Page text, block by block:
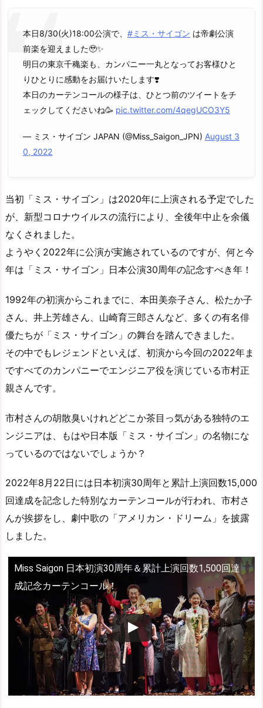
本日8/30(火)18:00公演で、 #ミス・サイゴン は帝劇公演
前楽を迎えました🥹✨
明日の東京千穐楽も、カンパニー一丸となってお客様ひと
りひとりに感動をお届けいたします❣️
本日のカーテンコールの様子は、ひとつ前のツイートをチ
ェックしてくださいね🥳 pic.twitter.com/4qegUCO3Y5
— ミス・サイゴン JAPAN (@Miss_Saigon_JPN) August 3
0, 2022
当初「ミス・サイゴン」は2020年に上演される予定でした
が、新型コロナウイルスの流行により、全後年中止を余儀
なくされました。
ようやく2022年に公演が実施されているのですが、何と今
年は「ミス・サイゴン」日本公演30周年の記念すべき年！
1992年の初演からこれまでに、本田美奈子さん、松たか子
さん、井上芳雄さん、山崎育三郎さんなど、多くの有名俳
優たちが「ミス・サイゴン」の舞台を踏んできました。
その中でもレジェンドといえば、初演から今回の2022年ま
ですべてのカンパニーでエンジニア役を演じている市村正
親さんです。
市村さんの胡散臭いけれどどこか茶目っ気がある独特のエ
ンジニアは、もはや日本版「ミス・サイゴン」の名物にな
っているのではないでしょうか？
2022年8月22日には日本初演30周年と累計上演回数15,000
回達成を記念した特別なカーテンコールが行われ、市村さ
んが挨拶をし、劇中歌の「アメリカン・ドリーム」を披露
しました。
Miss Saigon 日本初演30周年＆累計上演回数1,500回達
成記念カーテンコール！